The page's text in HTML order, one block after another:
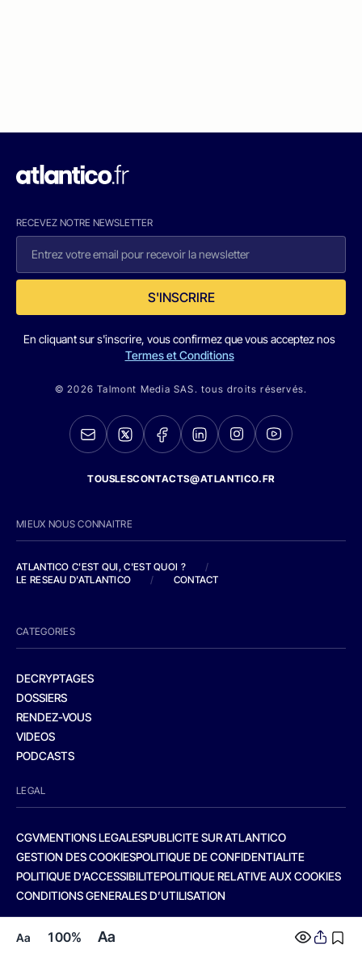
Aa 100% Aa
RECEVEZ NOTRE NEWSLETTER
S'INSCRIRE
En cliquant sur s'inscrire, vous confirmez que vous acceptez nos
Termes et Conditions
© 2026 Talmont Media SAS. tous droits réservés.
TOUSLESCONTACTS@ATLANTICO.FR
MIEUX NOUS CONNAITRE
ATLANTICO C'EST QUI, C'EST QUOI ?
/
LE RESEAU D'ATLANTICO
/ CONTACT
CATEGORIES
DECRYPTAGES
DOSSIERS
RENDEZ-VOUS
VIDEOS
PODCASTS
LEGAL
CGVMENTIONS LEGALESPUBLICITE SUR ATLANTICO
GESTION DES COOKIESPOLITIQUE DE CONFIDENTIALITE
POLITIQUE D’ACCESSIBILITEPOLITIQUE RELATIVE AUX COOKIES
CONDITIONS GENERALES D’UTILISATION